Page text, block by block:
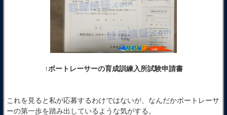
↑ボートレーサーの育成訓練入所試験申請書
これを見ると私が応募するわけではないが、なんだかボートレーサ
ーの第一歩を踏み出しているような気がする。